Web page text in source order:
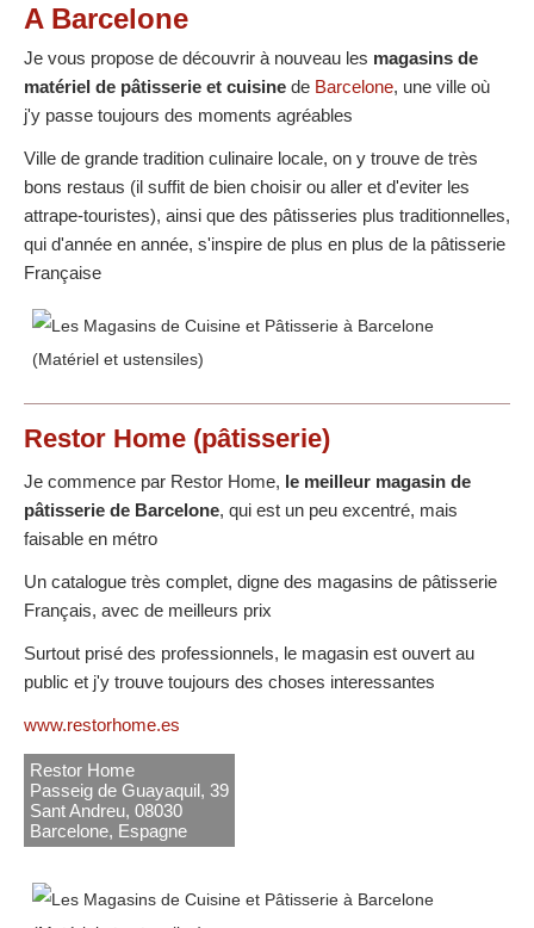
A Barcelone
Je vous propose de découvrir à nouveau les magasins de
matériel de pâtisserie et cuisine de Barcelone, une ville où
j'y passe toujours des moments agréables
Ville de grande tradition culinaire locale, on y trouve de très
bons restaus (il suffit de bien choisir ou aller et d'eviter les
attrape-touristes), ainsi que des pâtisseries plus traditionnelles,
qui d'année en année, s'inspire de plus en plus de la pâtisserie
Française
Restor Home (pâtisserie)
Je commence par Restor Home, le meilleur magasin de
pâtisserie de Barcelone, qui est un peu excentré, mais
faisable en métro
Un catalogue très complet, digne des magasins de pâtisserie
Français, avec de meilleurs prix
Surtout prisé des professionnels, le magasin est ouvert au
public et j'y trouve toujours des choses interessantes
www.restorhome.es
Restor Home
Passeig de Guayaquil, 39
Sant Andreu, 08030
Barcelone, Espagne